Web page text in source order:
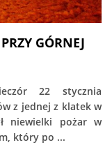
GÓRNEJ
22 stycznia
z jednej z klatek w
niewielki pożar w
który po ...